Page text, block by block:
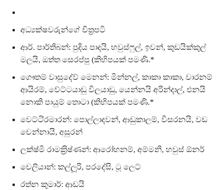
අධ්‍යක්ෂවරුන්ගේ චිත‍්‍රපටි
ආර්. පාර්තිබන්: පුදිය පාදයි, හවුස්ෆුල්, ඉවන්, කුඩයික්කුල්
මලයි, ඔත්ත සෙරප්පු (කිහිපයක් පමණි.*
ගෞතම් වාසුදේව් මෙනන්: මින්නල්, කාකා කාකා, වාරනම්
ආයිරම්, වේට්ටයාඩු විලයාඩු, යෙන්නයි අරින්දාල්, එනයි
නොකි පායුම් තොටා (කිහිපයක් පමණි.*
වෙට්ටි‍්‍රමාරන්: පොල්ලාදවන්, ආඩුකාලම්, විසරනයි, වඩ
චෙන්නායි, අසුරන්
ලක්ෂ්මි රාමක‍්‍රිෂ්ණන්: ආරෝහනම්, අම්මනි, හවුස් ඕනර්
චෙලියාන්: කල්ලූරි, පරදේසි, ටූ ලෙට්
රත්න කුමාර්: ආඩයි